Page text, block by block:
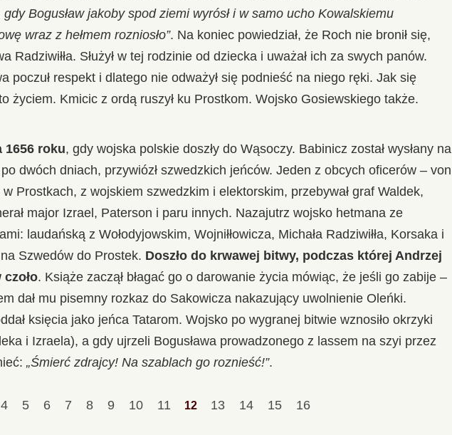
gdy Bogusław jakoby spod ziemi wyrósł i w samo ucho Kowalskiemu
wraz z hełmem rozniosło”. Na koniec powiedział, że Roch nie bronił się,
Radziwiłła. Służył w tej rodzinie od dziecka i uważał ich za swych panów.
poczuł respekt i dlatego nie odważył się podnieść na niego ręki. Jak się
to życiem. Kmicic z ordą ruszył ku Prostkom. Wojsko Gosiewskiego także.
1656 roku, gdy wojska polskie doszły do Wąsoczy. Babinicz został wysłany na
po dwóch dniach, przywiózł szwedzkich jeńców. Jeden z obcych oficerów – von
Prostkach, z wojskiem szwedzkim i elektorskim, przebywał graf Waldek,
major Izrael, Paterson i paru innych. Nazajutrz wojsko hetmana ze
laudańską z Wołodyjowskim, Wojniłłowicza, Michała Radziwiłła, Korsaka i
Szwedów do Prostek. Doszło do krwawej bitwy, podczas której Andrzej
czoło. Książe zaczął błagać go o darowanie życia mówiąc, że jeśli go zabije –
dał mu pisemny rozkaz do Sakowicza nakazujący uwolnienie Oleńki.
księcia jako jeńca Tatarom. Wojsko po wygranej bitwie wznosiło okrzyki
i Izraela), a gdy ujrzeli Bogusława prowadzonego z lassem na szyi przez
„Śmierć zdrajcy! Na szablach go roznieść!”.
4 5 6 7 8 9 10 11 12 13 14 15 16